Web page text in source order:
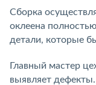
Сборка
оклеена
детали, которые
Главный мастер
выявляет